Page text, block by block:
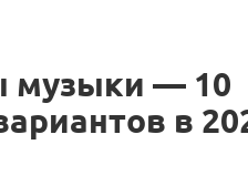
музыки — 10
в